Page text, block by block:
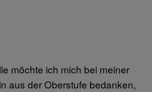
möchte ich mich bei meiner
aus der Oberstufe bedanken,